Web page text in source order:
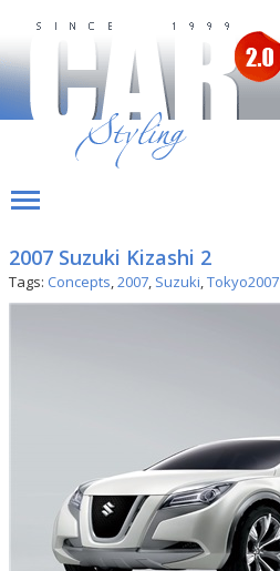
2007 Suzuki Kizashi 2
Tags: Concepts,2007, Suzuki,Tokyo2007